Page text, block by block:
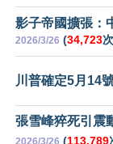
影子帝國擴張：
2026/3/26 (34,723
川普確定5月14
張雪峰猝死引震
2026/3/26 (113,789